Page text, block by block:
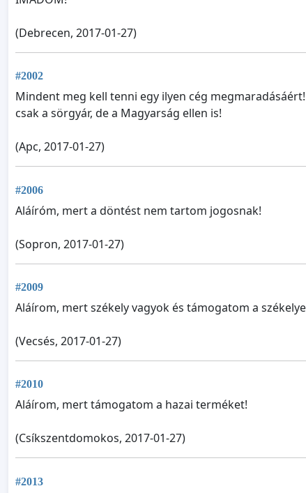
(Debrecen, 2017-01-27)
#2002
Mindent meg kell tenni egy ilyen cég
csak a sörgyár, de a Magyarság ellen is!
(Apc, 2017-01-27)
#2006
Aláíróm, mert a döntést nem tartom jogosnak!
(Sopron, 2017-01-27)
#2009
Aláírom, mert székely vagyok és támogatom a
(Vecsés, 2017-01-27)
#2010
Aláírom, mert támogatom a hazai terméket!
(Csíkszentdomokos, 2017-01-27)
#2013